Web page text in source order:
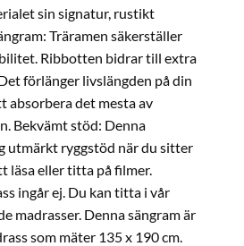
sin signatur, rustikt
Träramen säkerställer
Ribbotten bidrar till extra
förlänger livslängden på din
absorbera det mesta av
Bekvämt stöd: Denna
utmärkt ryggstöd när du sitter
läsa eller titta på filmer.
ingår ej. Du kan titta i vår
madrasser. Denna sängram är
som mäter 135 x 190 cm.